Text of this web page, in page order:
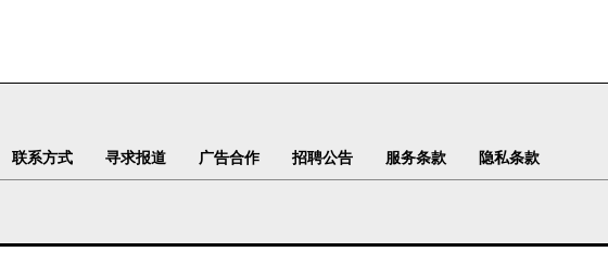
联系方式 寻求报道 广告合作 招聘公告 服务条款 隐私条款